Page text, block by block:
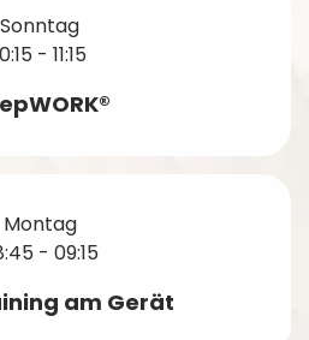
Sonntag
- 11:15
Montag
- 09:15
am Gerät